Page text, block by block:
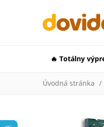
🔥 Totálny
Úvodná stránka